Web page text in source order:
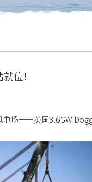
位！
场——英国3.6GW